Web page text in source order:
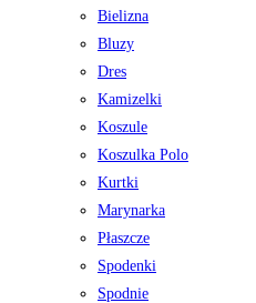
Bielizna
Bluzy
Dres
Kamizelki
Koszule
Koszulka Polo
Kurtki
Marynarka
Płaszcze
Spodenki
Spodnie